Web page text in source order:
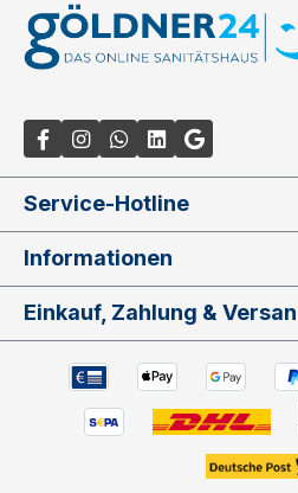
Service-Hotline
Informationen
Einkauf, Zahlung &